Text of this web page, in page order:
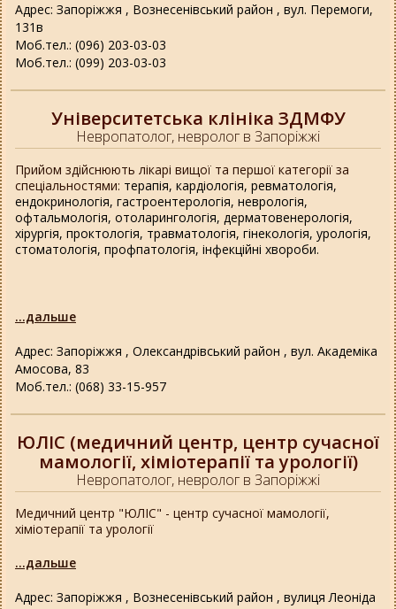
Адрес: Запоріжжя , Вознесенівський район , вул. Перемоги,
131в
Моб.тел.: (096) 203-03-03
Моб.тел.: (099) 203-03-03
Університетська клініка ЗДМФУ
Невропатолог, невролог в Запоріжжі
Адрес: Запоріжжя , Олександрівський район , вул. Академіка
Амосова, 83
Моб.тел.: (068) 33-15-957
Прийом здійснюють лікарі вищої та першої категорії за
спеціальностями: терапія, кардіологія, ревматологія,
ендокринологія, гастроентерологія, неврологія,
офтальмологія, отоларингологія, дерматовенерологія,
хірургія, проктологія, травматологія, гінекологія, урологія,
стоматологія, профпатологія, інфекційні хвороби.
...дальше
ЮЛІС (медичний центр, центр сучасної
мамології, хіміотерапії та урології)
Невропатолог, невролог в Запоріжжі
Адрес: Запоріжжя , Вознесенівський район , вулиця Леоніда
Медичний центр "ЮЛІС" - центр сучасної мамології,
хіміотерапії та урології
...дальше